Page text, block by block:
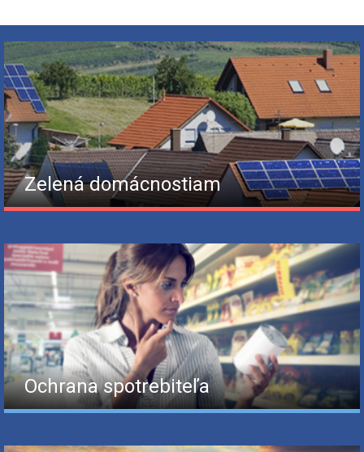
Zelená domácnostiam
Ochrana spotrebiteľa